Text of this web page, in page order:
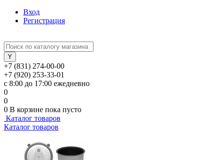
Вход
Регистрация
+7 (831) 274-00-00
+7 (920) 253-33-01
с 8:00 до 17:00 ежедневно
0
0
0 В корзине пока пусто
Каталог товаров
Каталог товаров